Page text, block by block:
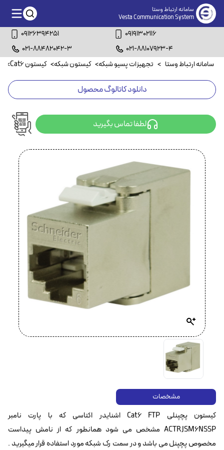
سامانه ارتباط وستا
Vesta Communication System
09126394251
09191302116
021-88482042-3
021-88107923-4
سامانه ارتباط وستا > تجهیزات پسیو شبکه> کیستون شبکه> کیستون Cat6 >
دانلود کاتالوگ محصول
لطفا تماس بگیرید
مشخصات
کیستون پچپنلی Cat6 FTP اشنایدر اکتاسی که با پارت نامبر
ACTRJSM6NSSP مشخص می شود همانطور که از نامش پیداست
مخصوص پچپنل می باشد و در سمت رک شبکه مورد استفاده قرار میگیرید .